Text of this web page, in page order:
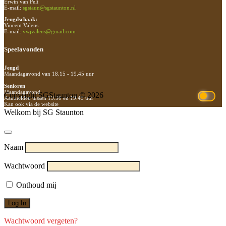
Erwin van Pelt
E-mail: sgstaun@sgstaunton.nl
Jeugdschaak:
Vincent Valens
E-mail: vwjvalens@gmail.com
Speelavonden
Jeugd
Maandagavond van 18.15 - 19.45 uur
Senioren
Maandagavond
Aanmelden tussen 19.30 en 19.45 uur
Kan ook via de website
Copyright SGStaunton © 2026
Welkom bij SG Staunton
Naam
Wachtwoord
Onthoud mij
Wachtwoord vergeten?